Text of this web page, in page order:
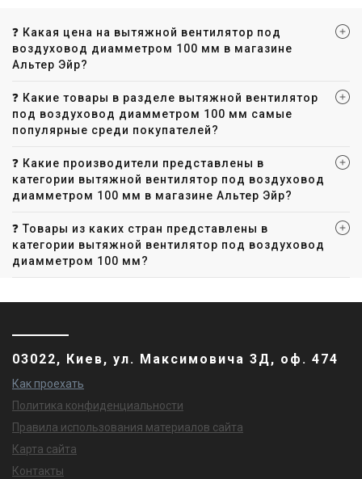
❓ Какая цена на вытяжной вентилятор под
воздуховод диамметром 100 мм в магазине
Альтер Эйр?
❓ Какие товары в разделе вытяжной вентилятор
под воздуховод диамметром 100 мм самые
популярные среди покупателей?
❓ Какие производители представлены в
категории вытяжной вентилятор под воздуховод
диамметром 100 мм в магазине Альтер Эйр?
❓ Товары из каких стран представлены в
категории вытяжной вентилятор под воздуховод
диамметром 100 мм?
03022, Киев, ул. Максимовича 3Д, оф. 474
Как проехать
Политика конфиденциальности
Правила использования материалов сайта
Карта сайта
Контакты